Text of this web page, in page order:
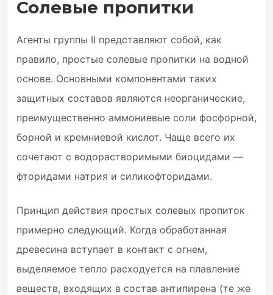
Солевые пропитки
Агенты группы II представляют собой, как
правило, простые солевые пропитки на водной
основе. Основными компонентами таких
защитных составов являются неорганические,
преимущественно аммониевые соли фосфорной,
борной и кремниевой кислот. Чаще всего их
сочетают с водорастворимыми биоцидами —
фторидами натрия и силикофторидами.
Принцип действия простых солевых пропиток
примерно следующий. Когда обработанная
древесина вступает в контакт с огнем,
выделяемое тепло расходуется на плавление
веществ, входящих в состав антипирена (те же